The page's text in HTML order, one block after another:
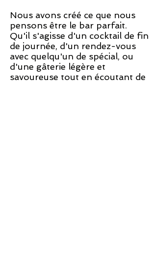
Nous avons créé ce que nous
pensons être le bar parfait.
Qu'il s'agisse d'un cocktail de fin
de journée, d'un rendez-vous
avec quelqu'un de spécial, ou
d'une gâterie légère et
savoureuse tout en écoutant de